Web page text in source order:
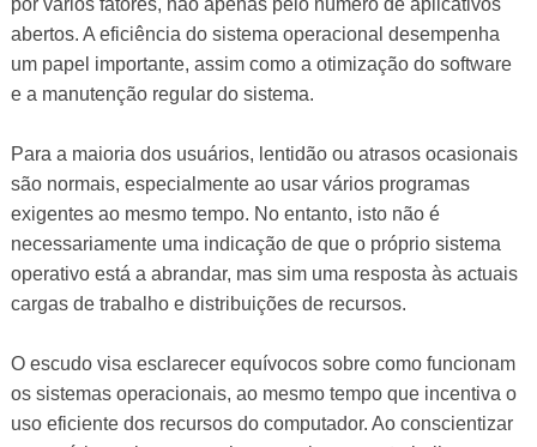
por vários fatores, não apenas pelo número de aplicativos
abertos. A eficiência do sistema operacional desempenha
um papel importante, assim como a otimização do software
e a manutenção regular do sistema.
Para a maioria dos usuários, lentidão ou atrasos ocasionais
são normais, especialmente ao usar vários programas
exigentes ao mesmo tempo. No entanto, isto não é
necessariamente uma indicação de que o próprio sistema
operativo está a abrandar, mas sim uma resposta às actuais
cargas de trabalho e distribuições de recursos.
O escudo visa esclarecer equívocos sobre como funcionam
os sistemas operacionais, ao mesmo tempo que incentiva o
uso eficiente dos recursos do computador. Ao conscientizar